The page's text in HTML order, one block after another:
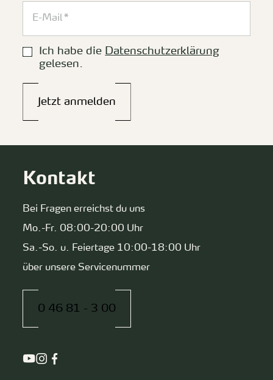
Ich habe die Datenschutzerklärung
gelesen.
Jetzt anmelden
Kontakt
Bei Fragen erreichst du uns
Mo.-Fr. 08:00-20:00 Uhr
Sa.-So. u. Feiertage 10:00-18:00 Uhr
über unsere Servicenummer
0 46 81 - 3 00